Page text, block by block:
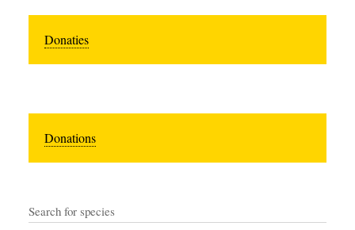
Donaties
Donations
Search for species